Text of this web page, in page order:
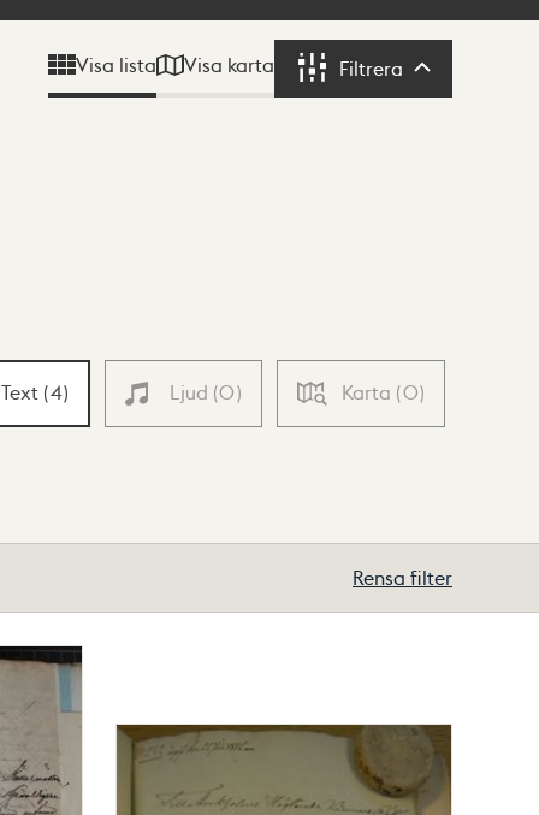
Visa lista Visa karta Filtrera Filtrera
Text (4) Ljud (0) Karta (0)
Rensa filter